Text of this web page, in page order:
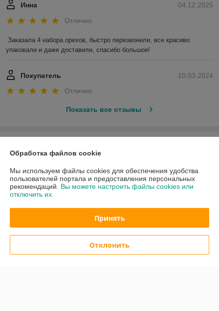
04.12.2025
Инна
Отлично
Заказала 4 набора орехов, быстро перезвонили, все красиво
упаковали и даже доставили, спасибо большое!
10.03.2024
Покупатель
Отлично
Показать все отзывы
Доставка и оплата
Полная версия сайта
Обработка файлов cookie
Мы используем файлы cookies для обеспечения удобства
пользователей портала и предоставления персональных
рекомендаций. Вы можете настроить файлы cookies или
отключить их.
Принять
Отклонить